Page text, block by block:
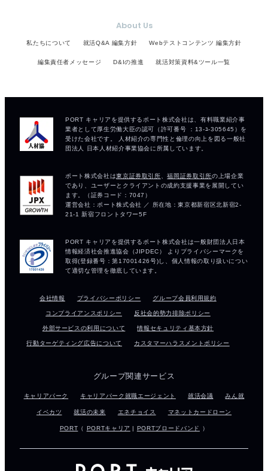
About Us
私たちについて 就活Q&A 編集方針 Webテストコンテンツ 編集方針
編集責任者メッセージ D&Iの推進 就活対策資料&ツール一覧
会社情報 プライバシーポリシー グループ会員利用規約
コンプライアンスポリシー 反社会的勢力排除ポリシー
外部サービスの利用について 情報セキュリティ基本方針
行動ターゲティング広告について カスタマーハラスメントポリシー